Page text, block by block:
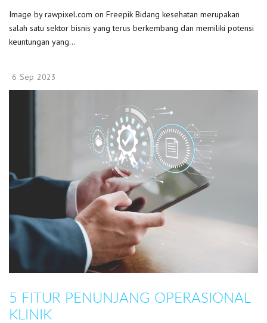
Image by rawpixel.com on Freepik Bidang kesehatan merupakan
salah satu sektor bisnis yang terus berkembang dan memiliki potensi
keuntungan yang...
6 Sep 2023
5 FITUR PENUNJANG OPERASIONAL
KLINIK